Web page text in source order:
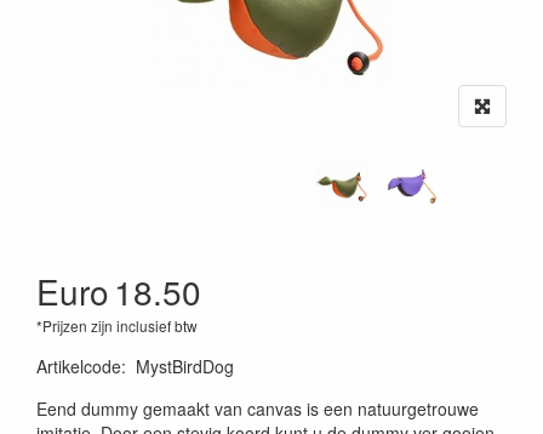
Euro18.50
*Prijzen zijn inclusief btw
Artikelcode: MystBirdDog
Eend dummy gemaakt van canvas is een natuurgetrouwe